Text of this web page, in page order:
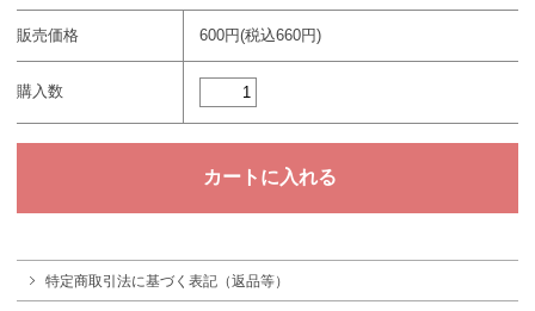
販売価格 600円(税込660円)
購入数
特定商取引法に基づく表記（返品等）